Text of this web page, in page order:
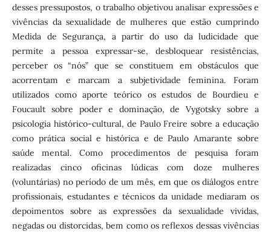
desses pressupostos, o trabalho objetivou analisar expressões e
vivências da sexualidade de mulheres que estão cumprindo
Medida de Segurança, a partir do uso da ludicidade que
permite a pessoa expressar-se, desbloquear resistências,
perceber os “nós” que se constituem em obstáculos que
acorrentam e marcam a subjetividade feminina. Foram
utilizados como aporte teórico os estudos de Bourdieu e
Foucault sobre poder e dominação, de Vygotsky sobre a
psicologia histórico-cultural, de Paulo Freire sobre a educação
como prática social e histórica e de Paulo Amarante sobre
saúde mental. Como procedimentos de pesquisa foram
realizadas cinco oficinas lúdicas com doze mulheres
(voluntárias) no período de um mês, em que os diálogos entre
profissionais, estudantes e técnicos da unidade mediaram os
depoimentos sobre as expressões da sexualidade vividas,
negadas ou distorcidas, bem como os reflexos dessas vivências